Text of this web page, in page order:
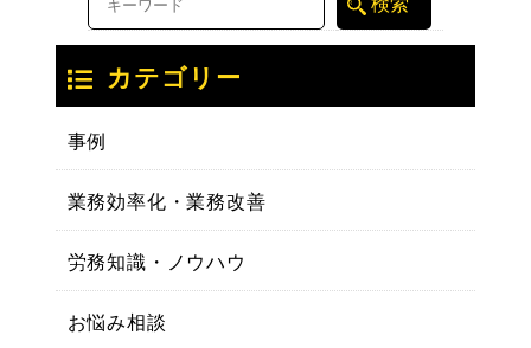
カテゴリー
事例
業務効率化・業務改善
労務知識・ノウハウ
お悩み相談